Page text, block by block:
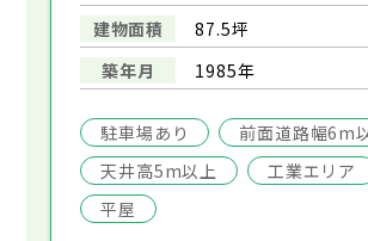
建物面積
87.5坪
築年月
1985年
駐車場あり
前面道路幅6m
天井高5m以上
工業エリア
平屋